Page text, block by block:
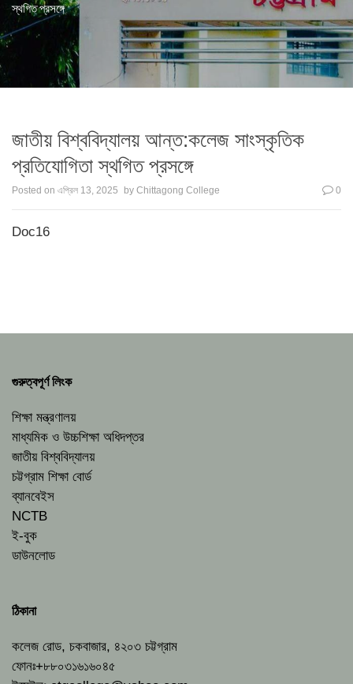
স্থগিত প্রসঙ্গে
জাতীয় বিশ্ববিদ্যালয় আন্ত:কলেজ সাংস্কৃতিক
প্রতিযোগিতা স্থগিত প্রসঙ্গে
Posted on এপ্রিল 13, 2025 by Chittagong College 0
Doc16
গুরুত্বপূর্ণ লিংক
শিক্ষা মন্ত্রণালয়
মাধ্যমিক ও উচ্চশিক্ষা অধিদপ্তর
জাতীয় বিশ্ববিদ্যালয়
চট্টগ্রাম শিক্ষা বোর্ড
ব্যানবেইস
NCTB
ই-বুক
ডাউনলোড
ঠিকানা
কলেজ রোড, চকবাজার, ৪২০৩ চট্টগ্রাম
ফোনঃ+৮৮০৩১৬১৬০৪৫